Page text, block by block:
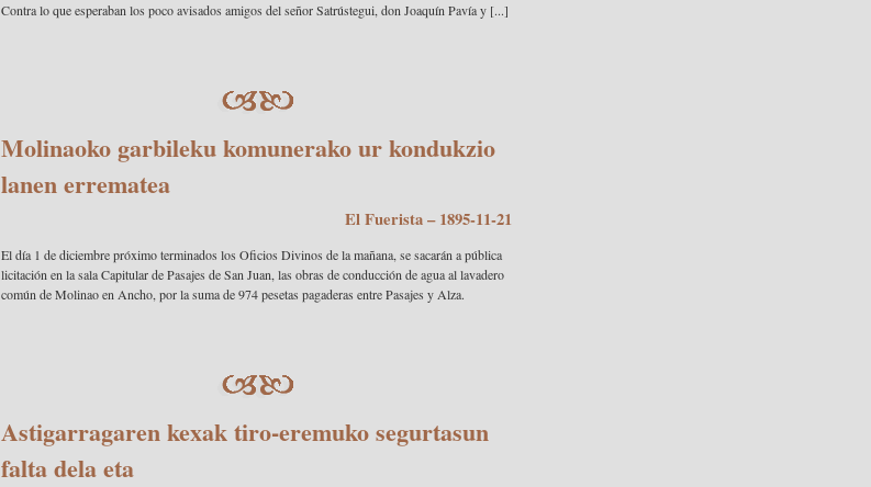
Contra lo que esperaban los poco avisados amigos del señor Satrústegui, don Joaquín Pavía y [...]
Molinaoko garbileku komunerako ur kondukzio
lanen errematea
El Fuerista– 1895-11-21
El día 1 de diciembre próximo terminados los Oficios Divinos de la mañana, se sacarán a pública
licitación en la sala Capitular de Pasajes de San Juan, las obras de conducción de agua al lavadero
común de Molinao en Ancho, por la suma de 974 pesetas pagaderas entre Pasajes y Alza.
Astigarragaren kexak tiro-eremuko segurtasun
falta dela eta